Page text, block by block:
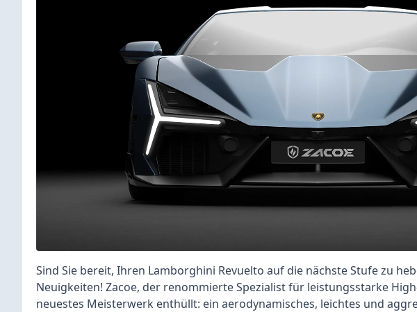
Sind Sie bereit, Ihren Lamborghini Revuelto auf die nächste Stufe zu
Neuigkeiten! Zacoe, der renommierte Spezialist für leistungsstarke
neuestes Meisterwerk enthüllt: ein aerodynamisches, leichtes und